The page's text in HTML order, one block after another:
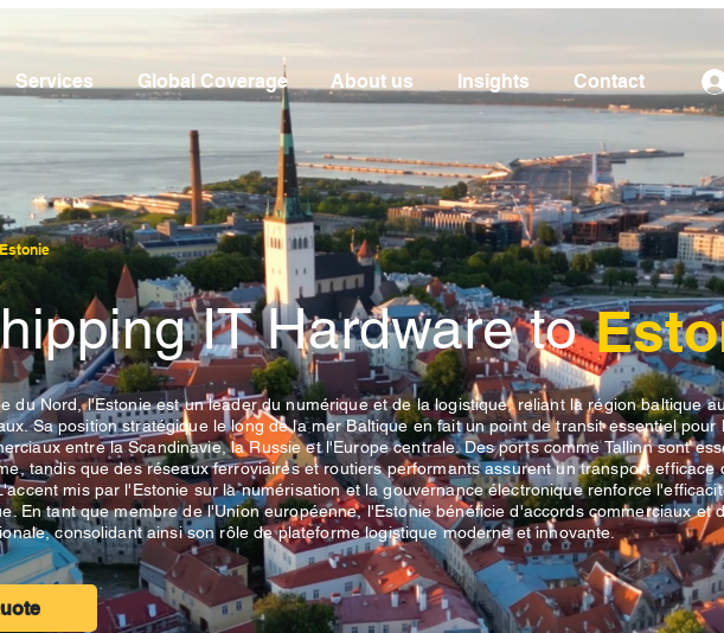
Services Global Coverage About us Insights Contact
Estonie
IT Hardware to
du Nord, l'Estonie est un leader du numérique et de la logistique, reliant la région baltique
Sa position stratégique le long de la mer Baltique en fait un point de transit essentiel pour
entre la Scandinavie, la Russie et l'Europe centrale. Des ports comme Tallinn sont
tandis que des réseaux ferroviaires et routiers performants assurent un transport efficace
mis par l'Estonie sur la numérisation et la gouvernance électronique renforce
En tant que membre de l'Union européenne, l'Estonie bénéficie d'accords commerciaux et
consolidant ainsi son rôle de plateforme logistique moderne et innovante.